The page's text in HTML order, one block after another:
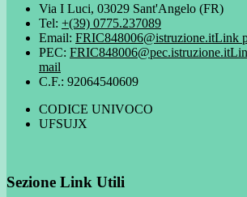
Via I Luci, 03029 Sant'Angelo (FR)
Tel: +(39) 0775.237089
Email: FRIC848006@istruzione.itLink
PEC: FRIC848006@pec.istruzione.it
mail
C.F.: 92064540609
CODICE UNIVOCO
UFSUJX
Sezione Link Utili